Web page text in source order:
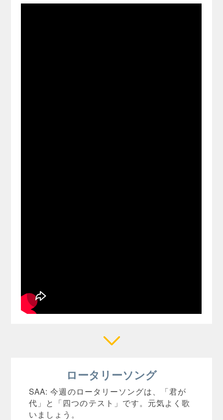
ロータリーソング
SAA: 今週のロータリーソングは、「君が
代」と「四つのテスト」です。元気よく歌
いましょう。